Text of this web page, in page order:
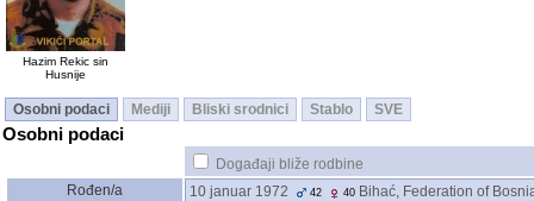
Hazim Rekic sin
Husnije
Osobni podaci Mediji Bliski srodnici Stablo SVE
Osobni podaci
Događaji bliže rodbine
Rođen/a
10 januar 1972 42 40 Bihać, Federation of